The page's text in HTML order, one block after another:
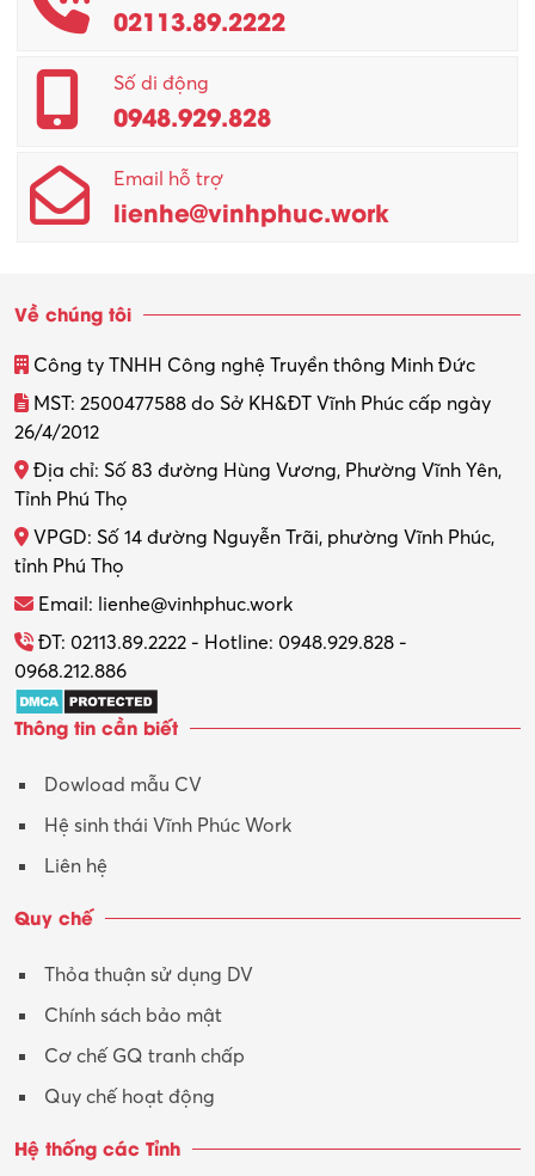
02113.89.2222
Số di động
0948.929.828
Email hỗ trợ
lienhe@vinhphuc.work
Về chúng tôi
Công ty TNHH Công nghệ Truyền thông Minh Đức
MST: 2500477588 do Sở KH&ĐT Vĩnh Phúc cấp ngày
26/4/2012
Địa chỉ: Số 83 đường Hùng Vương, Phường Vĩnh Yên,
Tỉnh Phú Thọ
VPGD: Số 14 đường Nguyễn Trãi, phường Vĩnh Phúc,
tỉnh Phú Thọ
Email: lienhe@vinhphuc.work
ĐT: 02113.89.2222 - Hotline: 0948.929.828 -
0968.212.886
Thông tin cần biết
Dowload mẫu CV
Hệ sinh thái Vĩnh Phúc Work
Liên hệ
Quy chế
Thỏa thuận sử dụng DV
Chính sách bảo mật
Cơ chế GQ tranh chấp
Quy chế hoạt động
Hệ thống các Tỉnh